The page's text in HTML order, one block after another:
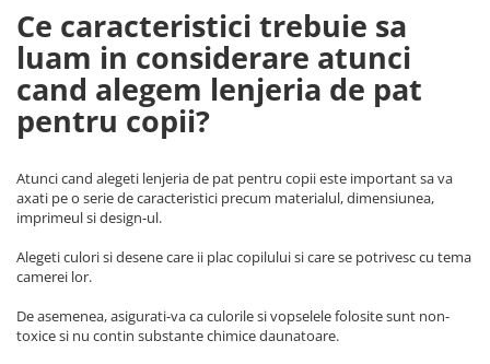
Ce caracteristici trebuie sa
luam in considerare atunci
cand alegem lenjeria de pat
pentru copii?
Atunci cand alegeti lenjeria de pat pentru copii este important sa va
axati pe o serie de caracteristici precum materialul, dimensiunea,
imprimeul si design-ul.
Alegeti culori si desene care ii plac copilului si care se potrivesc cu tema
camerei lor.
De asemenea, asigurati-va ca culorile si vopselele folosite sunt non-
toxice si nu contin substante chimice daunatoare.